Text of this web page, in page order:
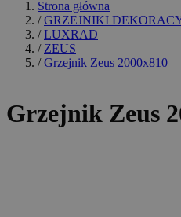
Strona główna
/ GRZEJNIKI
/ LUXRAD
/ ZEUS
/ Grzejnik Zeus 2000x810
Grzejnik Zeus